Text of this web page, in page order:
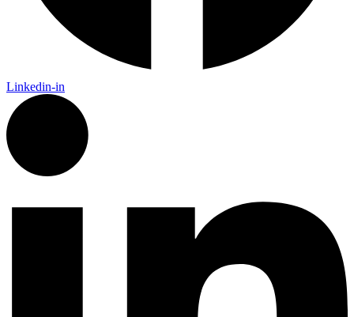
Linkedin-in